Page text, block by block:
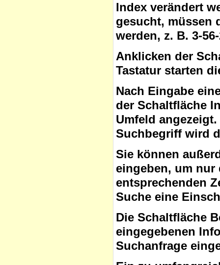
Index verändert
gesucht, müssen
werden, z. B. 3-
Anklicken der
Tastatur starten
Nach Eingabe
der Schaltfläche
Umfeld
Suchbegriff wird
Sie können
eingeben, um nur
entsprechenden
Suche eine
Die Schaltfläche
eingegebenen
Suchanfrage